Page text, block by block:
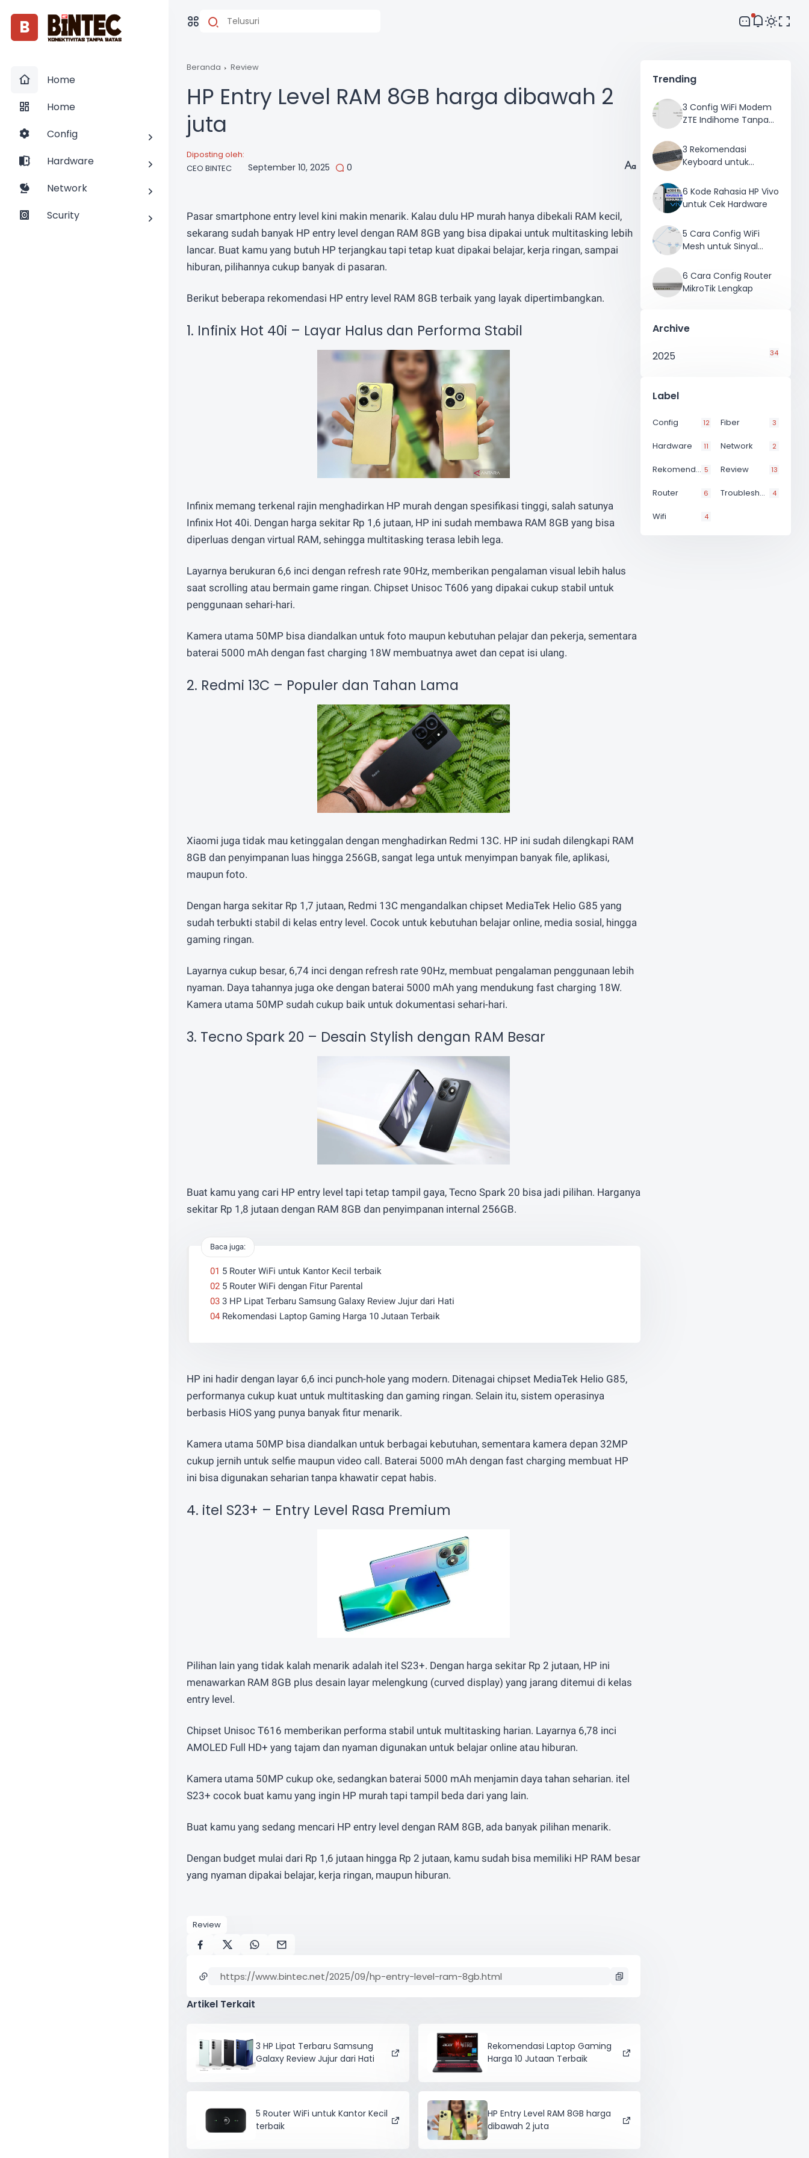
atau Email
B
Home
Home
Config
Hardware
Network
Scurity
Beranda Review
HP Entry Level RAM 8GB harga dibawah 2
juta
Diposting oleh:
CEO BINTEC
September 10, 2025 0
Pasar smartphone entry level kini makin menarik. Kalau dulu HP murah hanya dibekali RAM kecil,
sekarang sudah banyak HP entry level dengan RAM 8GB yang bisa dipakai untuk multitasking lebih
lancar. Buat kamu yang butuh HP terjangkau tapi tetap kuat dipakai belajar, kerja ringan, sampai
hiburan, pilihannya cukup banyak di pasaran.
Berikut beberapa rekomendasi HP entry level RAM 8GB terbaik yang layak dipertimbangkan.
1. Infinix Hot 40i – Layar Halus dan Performa Stabil
Infinix memang terkenal rajin menghadirkan HP murah dengan spesifikasi tinggi, salah satunya
Infinix Hot 40i. Dengan harga sekitar Rp 1,6 jutaan, HP ini sudah membawa RAM 8GB yang bisa
diperluas dengan virtual RAM, sehingga multitasking terasa lebih lega.
Layarnya berukuran 6,6 inci dengan refresh rate 90Hz, memberikan pengalaman visual lebih halus
saat scrolling atau bermain game ringan. Chipset Unisoc T606 yang dipakai cukup stabil untuk
penggunaan sehari-hari.
Kamera utama 50MP bisa diandalkan untuk foto maupun kebutuhan pelajar dan pekerja, sementara
baterai 5000 mAh dengan fast charging 18W membuatnya awet dan cepat isi ulang.
2. Redmi 13C – Populer dan Tahan Lama
Xiaomi juga tidak mau ketinggalan dengan menghadirkan Redmi 13C. HP ini sudah dilengkapi RAM
8GB dan penyimpanan luas hingga 256GB, sangat lega untuk menyimpan banyak file, aplikasi,
maupun foto.
Dengan harga sekitar Rp 1,7 jutaan, Redmi 13C mengandalkan chipset MediaTek Helio G85 yang
sudah terbukti stabil di kelas entry level. Cocok untuk kebutuhan belajar online, media sosial, hingga
gaming ringan.
Layarnya cukup besar, 6,74 inci dengan refresh rate 90Hz, membuat pengalaman penggunaan lebih
nyaman. Daya tahannya juga oke dengan baterai 5000 mAh yang mendukung fast charging 18W.
Kamera utama 50MP sudah cukup baik untuk dokumentasi sehari-hari.
3. Tecno Spark 20 – Desain Stylish dengan RAM Besar
Buat kamu yang cari HP entry level tapi tetap tampil gaya, Tecno Spark 20 bisa jadi pilihan. Harganya
sekitar Rp 1,8 jutaan dengan RAM 8GB dan penyimpanan internal 256GB.
Baca juga:
5 Router WiFi untuk Kantor Kecil terbaik
5 Router WiFi dengan Fitur Parental
3 HP Lipat Terbaru Samsung Galaxy Review Jujur dari Hati
Rekomendasi Laptop Gaming Harga 10 Jutaan Terbaik
HP ini hadir dengan layar 6,6 inci punch-hole yang modern. Ditenagai chipset MediaTek Helio G85,
performanya cukup kuat untuk multitasking dan gaming ringan. Selain itu, sistem operasinya
berbasis HiOS yang punya banyak fitur menarik.
Kamera utama 50MP bisa diandalkan untuk berbagai kebutuhan, sementara kamera depan 32MP
cukup jernih untuk selfie maupun video call. Baterai 5000 mAh dengan fast charging membuat HP
ini bisa digunakan seharian tanpa khawatir cepat habis.
4. itel S23+ – Entry Level Rasa Premium
Pilihan lain yang tidak kalah menarik adalah itel S23+. Dengan harga sekitar Rp 2 jutaan, HP ini
menawarkan RAM 8GB plus desain layar melengkung (curved display) yang jarang ditemui di kelas
entry level.
Chipset Unisoc T616 memberikan performa stabil untuk multitasking harian. Layarnya 6,78 inci
AMOLED Full HD+ yang tajam dan nyaman digunakan untuk belajar online atau hiburan.
Kamera utama 50MP cukup oke, sedangkan baterai 5000 mAh menjamin daya tahan seharian. itel
S23+ cocok buat kamu yang ingin HP murah tapi tampil beda dari yang lain.
Buat kamu yang sedang mencari HP entry level dengan RAM 8GB, ada banyak pilihan menarik.
Dengan budget mulai dari Rp 1,6 jutaan hingga Rp 2 jutaan, kamu sudah bisa memiliki HP RAM besar
yang nyaman dipakai belajar, kerja ringan, maupun hiburan.
Review
Artikel Terkait
3 HP Lipat Terbaru Samsung
Galaxy Review Jujur dari Hati
Rekomendasi Laptop Gaming
Harga 10 Jutaan Terbaik
5 Router WiFi untuk Kantor Kecil
terbaik
HP Entry Level RAM 8GB harga
dibawah 2 juta
Trending
3 Config WiFi Modem
ZTE Indihome Tanpa
3 Rekomendasi
Keyboard untuk
6 Kode Rahasia HP Vivo
untuk Cek Hardware
5 Cara Config WiFi
Mesh untuk Sinyal
6 Cara Config Router
MikroTik Lengkap
Archive
2025
34
Label
Config 12 Fiber 3
Hardware 11 Network 2
Rekomendasi 5 Review 13
Router 6 Troubleshoot 4
Wifi 4